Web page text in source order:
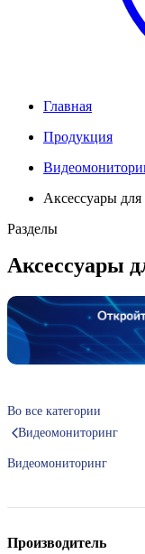
Главная
Продукция
Аксессуары
Разделы
Аксессуары
Во все категории
Видеомониторинг
Видеомониторинг
Производитель